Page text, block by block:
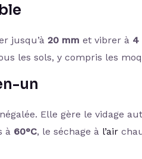
jusqu’à 20 mm et vibrer à 4
les sols, y compris les
un
Elle gère le vidage
à 60°C, le séchage à l’air